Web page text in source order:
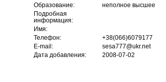
Образование:
неполное высшее
Подробная
информация:
Имя:
Телефон:
+38(066)6079177
E-mail:
sesa777@ukr.net
Дата добавления:
2008-07-02